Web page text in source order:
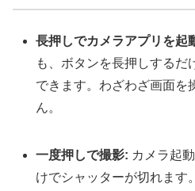
長押しでカメラアプリを起
も、ボタンを長押しするだ
できます。わざわざ画面を
ん。
一度押しで撮影: カメラ起
けでシャッターが切れます